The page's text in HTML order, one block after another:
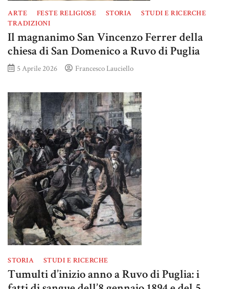
ARTE FESTE RELIGIOSE STORIA
STUDI E RICERCHE
TRADIZIONI
Il magnanimo San Vincenzo Ferrer della
chiesa di San Domenico a Ruvo di Puglia
5 Aprile 2026 Francesco Lauciello
STORIA STUDI E RICERCHE
Tumulti d’inizio anno a Ruvo di Puglia: i